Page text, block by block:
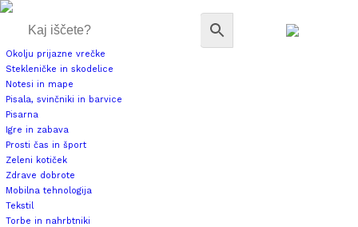
Okolju prijazne vrečke
Stekleničke in skodelice
Notesi in mape
Pisala, svinčniki in barvice
Pisarna
Igre in zabava
Prosti čas in šport
Zeleni kotiček
Zdrave dobrote
Mobilna tehnologija
Tekstil
Torbe in nahrbtniki